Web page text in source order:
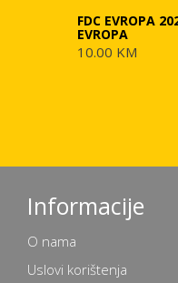
FDC EVROPA
EVROPA
10.00 KM
Informacije
O nama
Uslovi korištenja